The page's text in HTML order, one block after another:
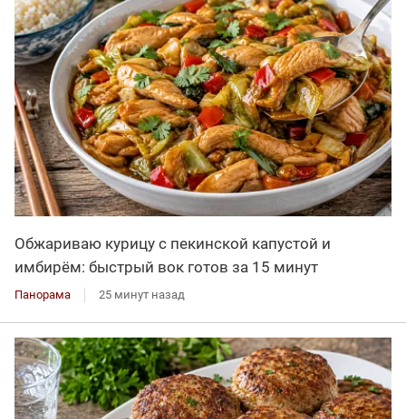
Обжариваю курицу с пекинской капустой и
имбирём: быстрый вок готов за 15 минут
Панорама 25 минут назад